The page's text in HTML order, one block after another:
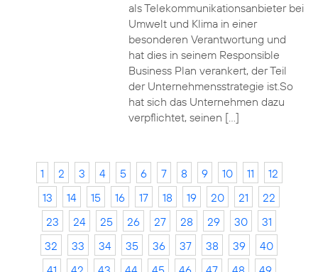
als Telekommunikationsanbieter bei
Umwelt und Klima in einer
besonderen Verantwortung und
hat dies in seinem Responsible
Business Plan verankert, der Teil
der Unternehmensstrategie ist.So
hat sich das Unternehmen dazu
verpflichtet, seinen […]
1 2 3 4 5 6 7 8 9 10 11
12
13
14 15 16 17 18 19 20 21
22
23
24 25 26 27 28 29 30
31
32
33 34 35 36 37 38 39
40